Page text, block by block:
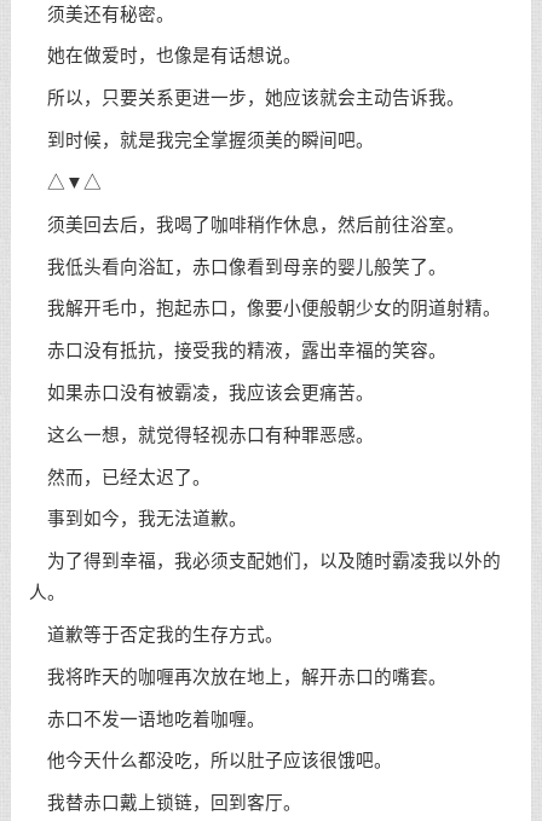
须美还有秘密。
她在做爱时，也像是有话想说。
所以，只要关系更进一步，她应该就会主动告诉我。
到时候，就是我完全掌握须美的瞬间吧。
△▼△
须美回去后，我喝了咖啡稍作休息，然后前往浴室。
我低头看向浴缸，赤口像看到母亲的婴儿般笑了。
我解开毛巾，抱起赤口，像要小便般朝少女的阴道射精。
赤口没有抵抗，接受我的精液，露出幸福的笑容。
如果赤口没有被霸凌，我应该会更痛苦。
这么一想，就觉得轻视赤口有种罪恶感。
然而，已经太迟了。
事到如今，我无法道歉。
为了得到幸福，我必须支配她们，以及随时霸凌我以外的
人。
道歉等于否定我的生存方式。
我将昨天的咖喱再次放在地上，解开赤口的嘴套。
赤口不发一语地吃着咖喱。
他今天什么都没吃，所以肚子应该很饿吧。
我替赤口戴上锁链，回到客厅。